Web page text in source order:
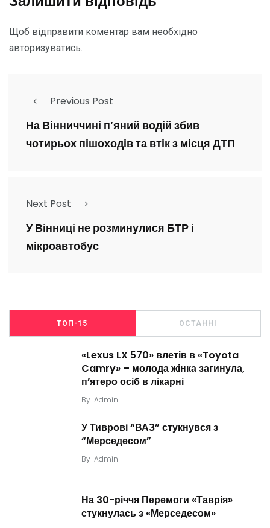
Щоб відправити коментар вам необхідно
авторизуватись.
Previous Post
На Вінниччині п’яний водій збив
чотирьох пішоходів та втік з місця ДТП
Next Post
У Вінниці не розминулися БТР і
мікроавтобус
ТОП-15 ОСТАННІ
«Lexus LX 570» влетів в «Toyota
Camry» – молода жінка загинула,
п’ятеро осіб в лікарні
By Admin
У Тиврові “ВАЗ” стукнувся з
“Мерседесом”
By Admin
На 30-річчя Перемоги «Таврія»
стукнулась з «Мерседесом»